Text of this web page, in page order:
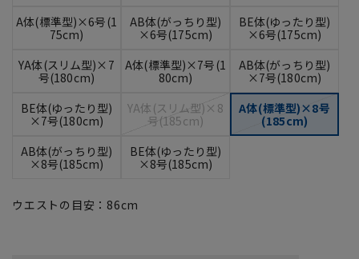
A体(標準型)×6号(1
75cm)
AB体(がっちり型)
×6号(175cm)
BE体(ゆったり型)
×6号(175cm)
YA体(スリム型)×7
号(180cm)
A体(標準型)×7号(1
80cm)
AB体(がっちり型)
×7号(180cm)
BE体(ゆったり型)
×7号(180cm)
YA体(スリム型)×8
号(185cm)
A体(標準型)×8号
(185cm)
AB体(がっちり型)
×8号(185cm)
BE体(ゆったり型)
×8号(185cm)
ウエストの目安： 86cm